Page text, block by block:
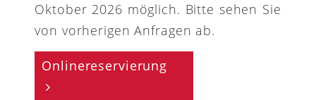
Oktober 2026 möglich. Bitte sehen Sie
von vorherigen Anfragen ab.
Onlinereservierung